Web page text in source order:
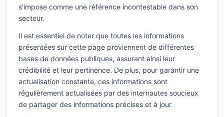
s'impose comme une référence incontestable dans son
secteur.
Il est essentiel de noter que toutes les informations
présentées sur cette page proviennent de différentes
bases de données publiques, assurant ainsi leur
crédibilité et leur pertinence. De plus, pour garantir une
actualisation constante, ces informations sont
régulièrement actualisées par des internautes soucieux
de partager des informations précises et à jour.